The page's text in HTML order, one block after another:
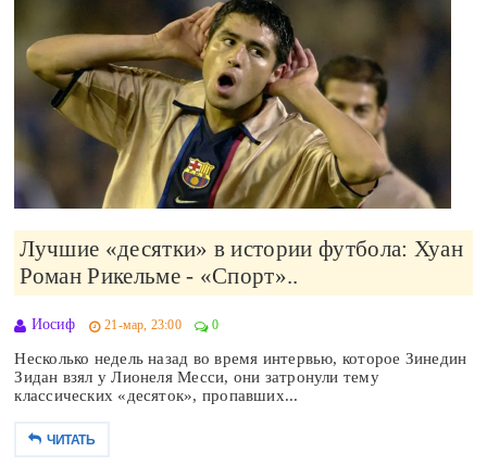
Лучшие «десятки» в истории футбола: Хуан
Роман Рикельме - «Спорт»..
Иосиф 21-мар, 23:00 0
Несколько недель назад во время интервью, которое Зинедин
Зидан взял у Лионеля Месси, они затронули тему
классических «десяток», пропавших...
ЧИТАТЬ